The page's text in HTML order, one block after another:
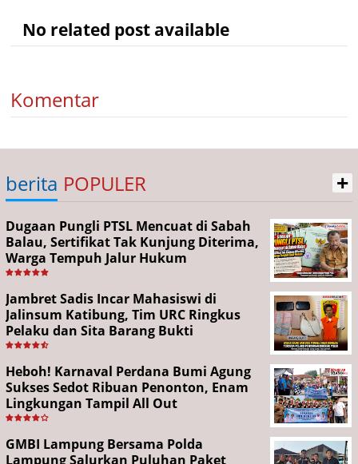
No related post available
Komentar
berita POPULER +
Dugaan Pungli PTSL Mencuat di Sabah
Balau, Sertifikat Tak Kunjung Diterima,
Warga Tempuh Jalur Hukum
Jambret Sadis Incar Mahasiswi di
Jalinsum Katibung, Tim URC Ringkus
Pelaku dan Sita Barang Bukti
Heboh! Karnaval Perdana Bumi Agung
Sukses Sedot Ribuan Penonton, Enam
Lingkungan Tampil All Out
GMBI Lampung Bersama Polda
Lampung Salurkan Puluhan Paket